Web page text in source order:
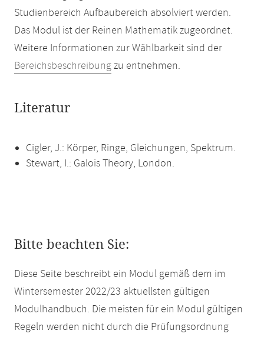
Studienbereich Aufbaubereich absolviert werden.
Das Modul ist der Reinen Mathematik zugeordnet.
Weitere Informationen zur Wählbarkeit sind der
Bereichsbeschreibungzu entnehmen.
Literatur
Cigler, J.: Körper, Ringe, Gleichungen, Spektrum.
Stewart, I.: Galois Theory, London.
Bitte beachten Sie:
Diese Seite beschreibt ein Modul gemäß dem im
Wintersemester 2022/23 aktuellsten gültigen
Modulhandbuch. Die meisten für ein Modul gültigen
Regeln werden nicht durch die Prüfungsordnung